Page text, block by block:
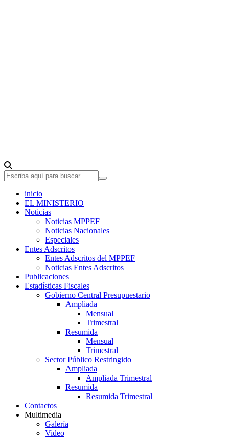
inicio
EL MINISTERIO
Noticias
Noticias MPPEF
Noticias Nacionales
Especiales
Entes Adscritos
Entes Adscritos del MPPEF
Noticias Entes Adscritos
Publicaciones
Estadísticas Fiscales
Gobierno Central Presupuestario
Ampliada
Mensual
Trimestral
Resumida
Mensual
Trimestral
Sector Público Restringido
Ampliada
Ampliada Trimestral
Resumida
Resumida Trimestral
Contactos
Multimedia
Galería
Video